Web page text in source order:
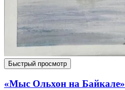
Быстрый просмотр
«Мыс Ольхон на Байкале»